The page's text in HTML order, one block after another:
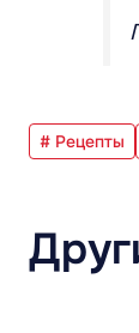
# Рецепты